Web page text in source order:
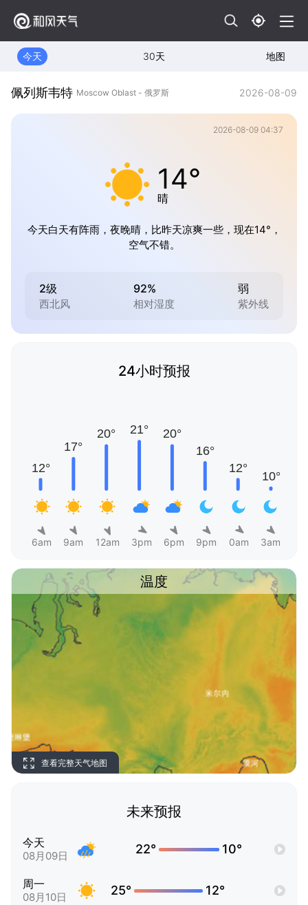
今天 30天 地图
佩列斯韦特 Moscow Oblast - 俄罗斯 2026-08-09
2026-08-09 04:37
14°
晴
今天白天有阵雨，夜晚晴，比昨天凉爽一些，现在14°，
空气不错。
2级
西北风
92%
相对湿度
弱
紫外线
24小时预报
6am 9am 12am 3pm 6pm 9pm 0am 3am
温度
查看完整天气地图
未来预报
今天
08月09日 22° 10°
周一
08月10日 25° 12°